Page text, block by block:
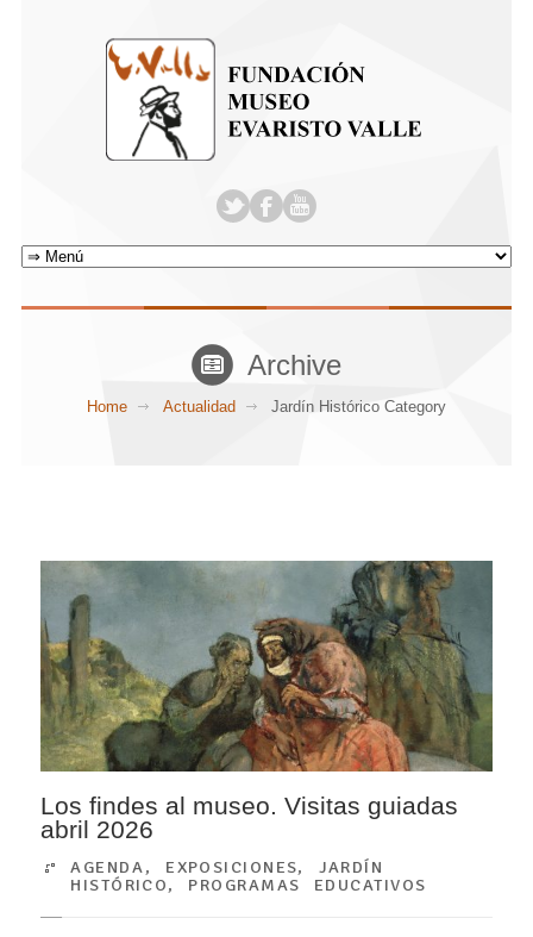
Archive
Home Actualidad Jardín Histórico Category
Los findes al museo. Visitas guiadas
abril 2026
AGENDA, EXPOSICIONES, JARDÍN
HISTÓRICO, PROGRAMAS EDUCATIVOS